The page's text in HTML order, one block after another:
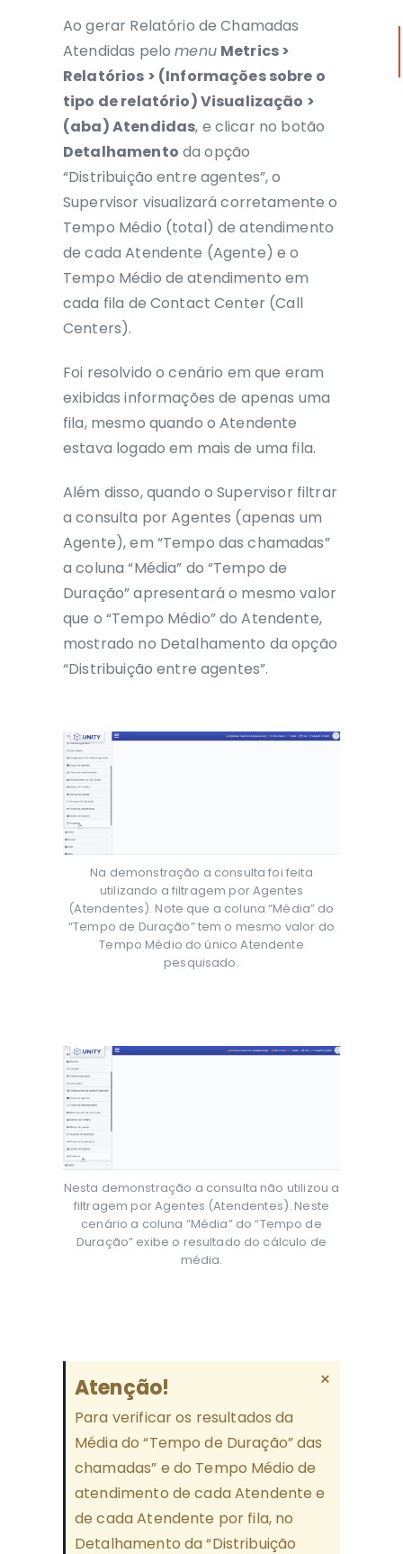
Ao gerar Relatório de Chamadas
Atendidas pelomenu Metrics >
Relatórios > (Informações sobre o
tipo de relatório) Visualização >
(aba) Atendidas, e clicar no botão
Detalhamento da opção
“Distribuição entre agentes”, o
Supervisor visualizará corretamente o
Tempo Médio (total) de atendimento
de cada Atendente (Agente) e o
Tempo Médio de atendimento em
cada fila de Contact Center (Call
Centers).
Foi resolvido o cenário em que eram
exibidas informações de apenas uma
fila, mesmo quando o Atendente
estava logado em mais de uma fila.
Além disso, quando o Supervisor filtrar
a consulta por Agentes (apenas um
Agente), em “Tempo das chamadas”
a coluna “Média” do “Tempo de
Duração” apresentará o mesmo valor
que o “Tempo Médio” do Atendente,
mostrado no Detalhamento da opção
“Distribuição entre agentes”.
Na demonstração a consulta foi feita
utilizando a filtragem por Agentes
(Atendentes). Note que a coluna “Média” do
“Tempo de Duração” tem o mesmo valor do
Tempo Médio do único Atendente
pesquisado.
Nesta demonstração a consulta não utilizou a
filtragem por Agentes (Atendentes). Neste
cenário a coluna “Média” do “Tempo de
Duração” exibe o resultado do cálculo de
média.
Atenção!
Para verificar os resultados da
Média do “Tempo de Duração” das
chamadas” e do Tempo Médio de
atendimento de cada Atendente e
de cada Atendente por fila, no
Detalhamento da “Distribuição
×